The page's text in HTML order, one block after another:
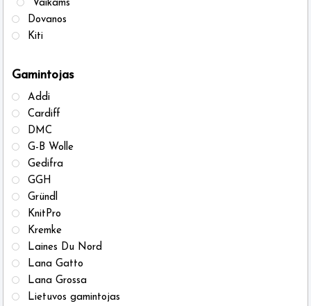
Vaikams
Dovanos
Kiti
Gamintojas
Addi
Cardiff
DMC
G-B Wolle
Gedifra
GGH
Gründl
KnitPro
Kremke
Laines Du Nord
Lana Gatto
Lana Grossa
Lietuvos gamintojas